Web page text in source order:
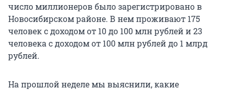
число миллионеров было зарегистрировано в
Новосибирском районе. В нем проживают 175
человек с доходом от 10 до 100 млн рублей и 23
человека с доходом от 100 млн рублей до 1 млрд
рублей.
На прошлой неделе мы выяснили, какие